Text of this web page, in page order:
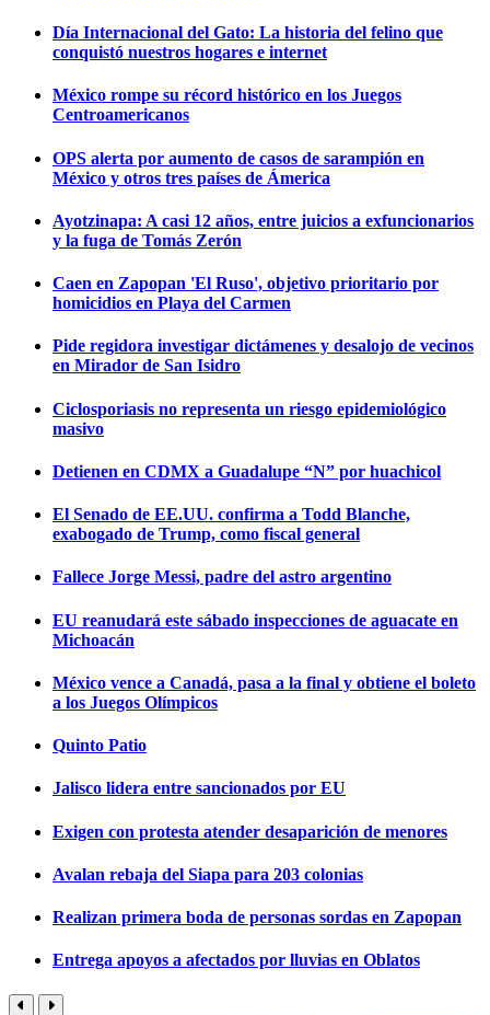
Día Internacional del Gato: La historia del felino que
conquistó nuestros hogares e internet
México rompe su récord histórico en los Juegos
Centroamericanos
OPS alerta por aumento de casos de sarampión en
México y otros tres países de Ámerica
Ayotzinapa: A casi 12 años, entre juicios a exfuncionarios
y la fuga de Tomás Zerón
Caen en Zapopan 'El Ruso', objetivo prioritario por
homicidios en Playa del Carmen
Pide regidora investigar dictámenes y desalojo de vecinos
en Mirador de San Isidro
Ciclosporiasis no representa un riesgo epidemiológico
masivo
Detienen en CDMX a Guadalupe “N” por huachicol
El Senado de EE.UU. confirma a Todd Blanche,
exabogado de Trump, como fiscal general
Fallece Jorge Messi, padre del astro argentino
EU reanudará este sábado inspecciones de aguacate en
Michoacán
México vence a Canadá, pasa a la final y obtiene el boleto
a los Juegos Olímpicos
Quinto Patio
Jalisco lidera entre sancionados por EU
Exigen con protesta atender desaparición de menores
Avalan rebaja del Siapa para 203 colonias
Realizan primera boda de personas sordas en Zapopan
Entrega apoyos a afectados por lluvias en Oblatos